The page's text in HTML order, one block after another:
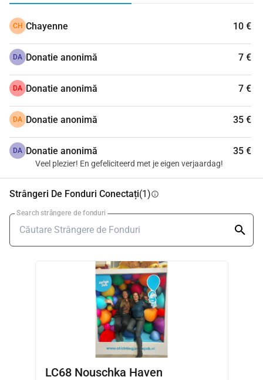
din Olanda pentru a realiza 10.000 de aniversări pentru
copii.
Vrei să împachetezi și tu cu Circle-ul tău? Înscrie-te pe site-
ul nostru și începe-ți propria pagină de sponsorizare:
https://nsr.ladiescircle.nl/
CH Chayenne 10 €
DA Donatie anonimă 7 €
DA Donatie anonimă 7 €
DA Donatie anonimă 35 €
DA Donatie anonimă 35 €
Veel plezier! En gefeliciteerd met je eigen verjaardag!
Strângeri De Fonduri Conectați(1)info
Search strângere de fonduri
LC68 Nouschka Haven